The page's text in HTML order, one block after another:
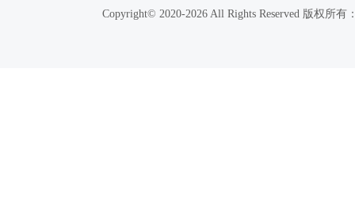
Copyright© 2020-2026 All Rights Reserved 版权所